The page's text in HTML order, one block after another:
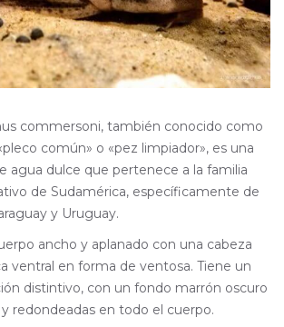
commersoni, también conocido como
común» o «pez limpiador», es una
agua dulce que pertenece a la familia
de Sudamérica, específicamente de
y Uruguay.
ancho y aplanado con una cabeza
ventral en forma de ventosa. Tiene un
distintivo, con un fondo marrón oscuro
redondeadas en todo el cuerpo.